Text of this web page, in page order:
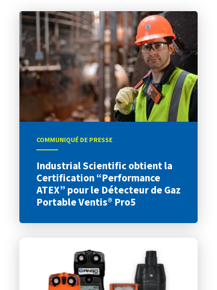
COMMUNIQUÉ DE PRESSE
Industrial Scientific obtient la
Certification “Performance
ATEX” pour le Détecteur de Gaz
Portable Ventis® Pro5